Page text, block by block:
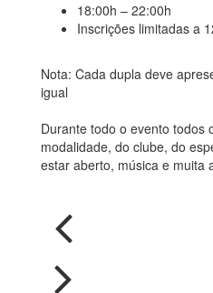
18:00h – 22:00h
Inscrições limitadas a
Nota: Cada dupla deve
igual
Durante todo o evento todos
modalidade, do clube, do
estar aberto, música e muita